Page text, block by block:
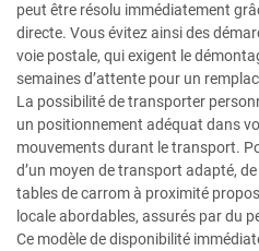
peut être résolu immédiatement
directe. Vous évitez ainsi des
voie postale, qui exigent le
semaines d’attente pour un
La possibilité de transporter
un positionnement adéquat dans
mouvements durant le transport.
d’un moyen de transport adapté,
tables de carrom à proximité
locale abordables, assurés par du
Ce modèle de disponibilité